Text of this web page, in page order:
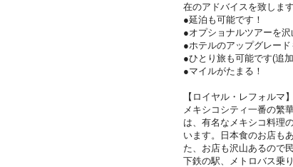
在のアドバイスを致します
●延泊も可能です！
●オプショナルツアーを
●ホテルのアップグレー
●ひとり旅も可能です(追
●マイルがたまる！
【ロイヤル・レフォルマ】
メキシコシティ一番の繁
は、有名なメキシコ料理
います。日本食のお店も
た、お店も沢山あるので
下鉄の駅、メトロバス乗